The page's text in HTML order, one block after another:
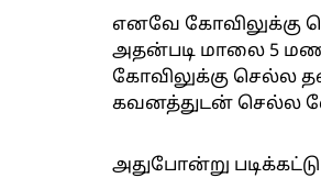
எனவே கோவிலுக்கு
அதன்படி மாலை 5
கோவிலுக்கு செல்ல
கவனத்துடன் செல்ல
அதுபோன்று